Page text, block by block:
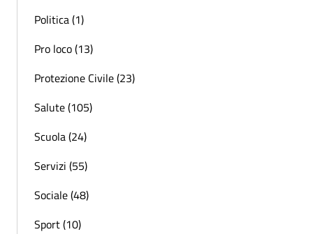
Politica (1)
Pro loco (13)
Protezione Civile (23)
Salute (105)
Scuola (24)
Servizi (55)
Sociale (48)
Sport (10)